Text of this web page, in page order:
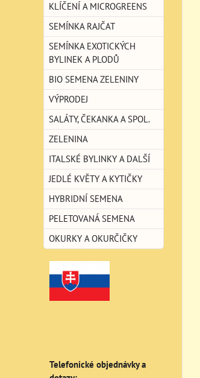
KLÍČENÍ A MICROGREENS
SEMÍNKA RAJČAT
SEMÍNKA EXOTICKÝCH
BYLINEK A PLODŮ
BIO SEMENA ZELENINY
VÝPRODEJ
SALÁTY, ČEKANKA A SPOL.
ZELENINA
ITALSKÉ BYLINKY A DALŠÍ
JEDLÉ KVĚTY A KYTIČKY
HYBRIDNÍ SEMENA
PELETOVANÁ SEMENA
OKURKY A OKURČIČKY
Telefonické objednávky a